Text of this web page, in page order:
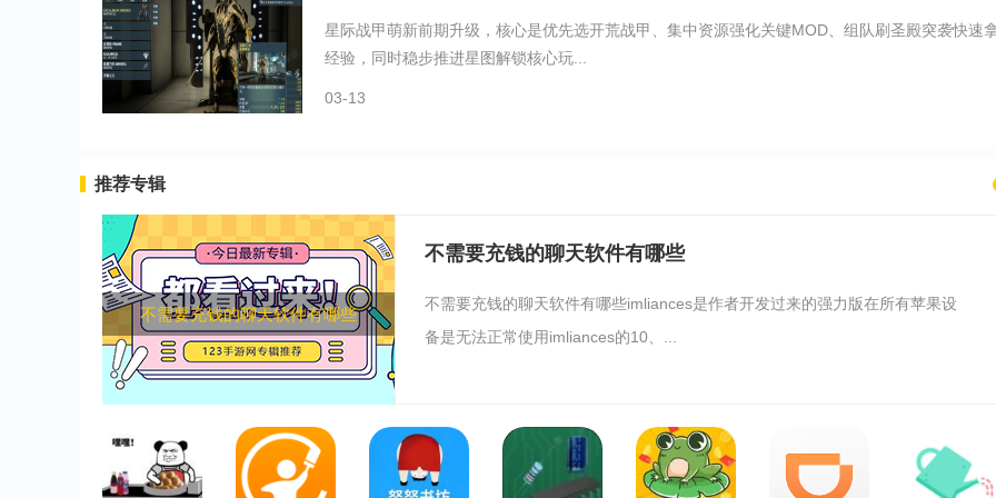
星际战甲萌新前期升级，核心是优先选开荒战甲、集中资源强化关键MOD、组队刷圣殿突袭快速
经验，同时稳步推进星图解锁核心玩...
03-13
推荐专辑
不需要充钱的聊天软件有哪些
不需要充钱的聊天软件有哪些
不需要充钱的聊天软件有哪些imliances是作者开发过来的强力版在所有苹果设
备是无法正常使用imliances的10、...